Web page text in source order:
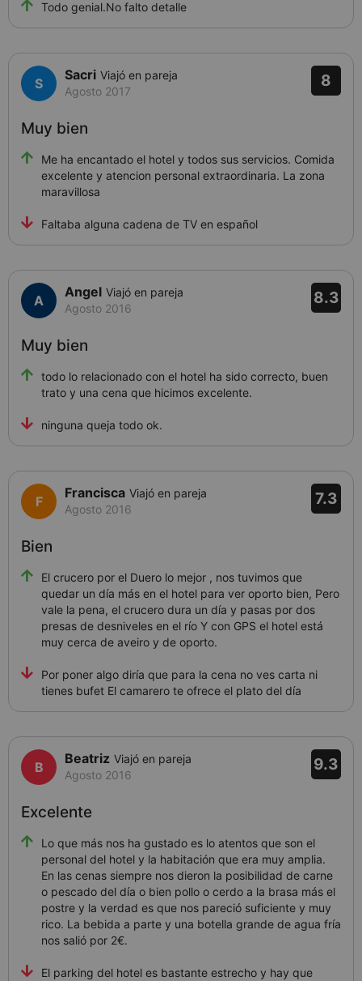
Todo genial.No falto detalle
8
Sacri Viajó en pareja
Agosto 2017
Me ha encantado el hotel y todos sus servicios. Comida
excelente y atencion personal extraordinaria. La zona
maravillosa
Faltaba alguna cadena de TV en español
Muy bien
8.3
Angel Viajó en pareja
Agosto 2016
todo lo relacionado con el hotel ha sido correcto, buen
trato y una cena que hicimos excelente.
ninguna queja todo ok.
Muy bien
7.3
Francisca Viajó en pareja
Agosto 2016
El crucero por el Duero lo mejor , nos tuvimos que
quedar un día más en el hotel para ver oporto bien, Pero
vale la pena, el crucero dura un día y pasas por dos
presas de desniveles en el río Y con GPS el hotel está
muy cerca de aveiro y de oporto.
Por poner algo diría que para la cena no ves carta ni
tienes bufet El camarero te ofrece el plato del día
Bien
9.3
Beatriz Viajó en pareja
Agosto 2016
Lo que más nos ha gustado es lo atentos que son el
personal del hotel y la habitación que era muy amplia.
En las cenas siempre nos dieron la posibilidad de carne
o pescado del día o bien pollo o cerdo a la brasa más el
postre y la verdad es que nos pareció suficiente y muy
rico. La bebida a parte y una botella grande de agua fría
nos salió por 2€.
El parking del hotel es bastante estrecho y hay que
Excelente